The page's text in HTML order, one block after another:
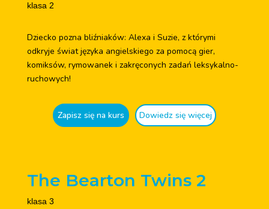
klasa 2
Dziecko pozna bliźniaków: Alexa i Suzie, z którymi
odkryje świat języka angielskiego za pomocą gier,
komiksów, rymowanek i zakręconych zadań leksykalno-
ruchowych!
Zapisz się na kurs Dowiedz się więcej
The Bearton Twins 2
klasa 3